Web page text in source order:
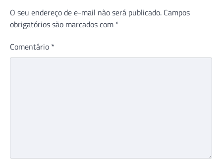
O seu endereço de e-mail não será publicado. Campos
obrigatórios são marcados com *
Comentário *